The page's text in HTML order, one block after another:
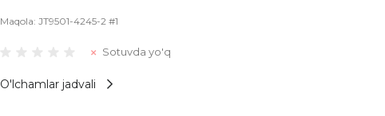
Maqola: JT9501-4245-2 #1
Sotuvda yo'q
O'lchamlar jadvali